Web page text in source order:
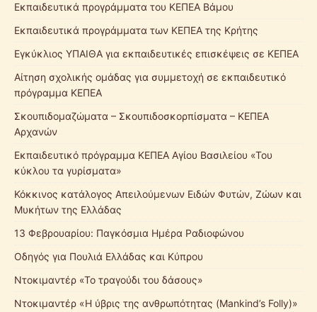
Εκπαιδευτικά προγράμματα του ΚΕΠΕΑ Βάμου
Εκπαιδευτικά προγράμματα των ΚΕΠΕΑ της Κρήτης
Εγκύκλιος ΥΠΑΙΘΑ για εκπαιδευτικές επισκέψεις σε ΚΕΠΕΑ
Αίτηση σχολικής ομάδας για συμμετοχή σε εκπαιδευτικό
πρόγραμμα ΚΕΠΕΑ
Σκουπιδομαζώματα – Σκουπιδοσκορπίσματα – ΚΕΠΕΑ
Αρχανών
Εκπαιδευτικό πρόγραμμα ΚΕΠΕΑ Αγίου Βασιλείου «Του
κύκλου τα γυρίσματα»
Κόκκινος κατάλογος Απειλούμενων Ειδών Φυτών, Ζώων και
Μυκήτων της Ελλάδας
13 Φεβρουαρίου: Παγκόσμια Ημέρα Ραδιοφώνου
Οδηγός για Πουλιά Ελλάδας και Κύπρου
Ντοκιμαντέρ «Το τραγούδι του δάσους»
Ντοκιμαντέρ «Η ύβρις της ανθρωπότητας (Mankind’s Folly)»